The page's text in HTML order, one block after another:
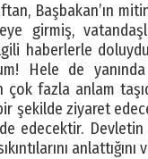
Başbakan’ın
girmiş,
haberlerle
Hele de
fazla anlam
şekilde ziyaret
edecektir. Devletin